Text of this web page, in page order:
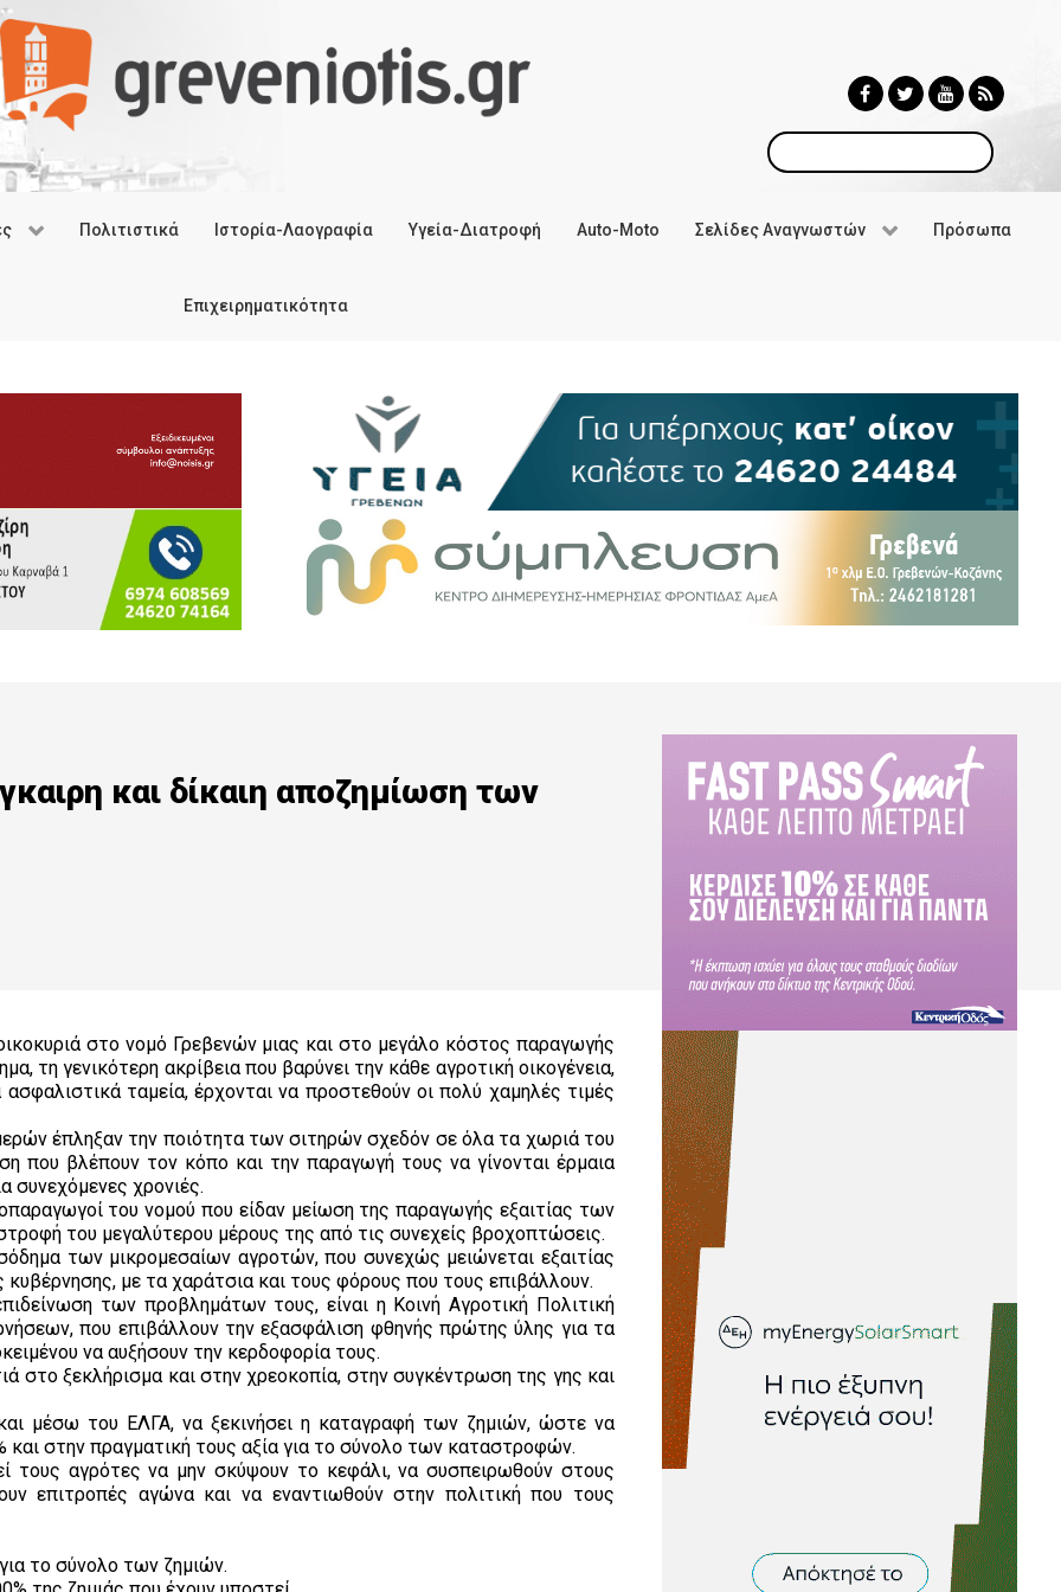
Αναζήτηση
Πολιτιστικά Ιστορία-Λαογραφία Υγεία-Διατροφή Auto-Moto Σελίδες Αναγνωστών Πρόσωπα
Επιχειρηματικότητα
και δίκαιη αποζημίωση των
στο νομό Γρεβενών μιας και στο μεγάλο κόστος παραγωγής
τη γενικότερη ακρίβεια που βαρύνει την κάθε αγροτική οικογένεια,
ταμεία, έρχονται να προστεθούν οι πολύ χαμηλές τιμές
έπληξαν την ποιότητα των σιτηρών σχεδόν σε όλα τα χωριά του
που βλέπουν τον κόπο και την παραγωγή τους να γίνονται έρμαια
συνεχόμενες χρονιές.
του νομού που είδαν μείωση της παραγωγής εξαιτίας των
του μεγαλύτερου μέρους της από τις συνεχείς βροχοπτώσεις.
των μικρομεσαίων αγροτών, που συνεχώς μειώνεται εξαιτίας
με τα χαράτσια και τους φόρους που τους επιβάλλουν.
των προβλημάτων τους, είναι η Κοινή Αγροτική Πολιτική
που επιβάλλουν την εξασφάλιση φθηνής πρώτης ύλης για τα
να αυξήσουν την κερδοφορία τους.
στο ξεκλήρισμα και στην χρεοκοπία, στην συγκέντρωση της γης και
μέσω του ΕΛΓΑ, να ξεκινήσει η καταγραφή των ζημιών, ώστε να
και στην πραγματική τους αξία για το σύνολο των καταστροφών.
τους αγρότες να μην σκύψουν το κεφάλι, να συσπειρωθούν στους
επιτροπές αγώνα και να εναντιωθούν στην πολιτική που τους
το σύνολο των ζημιών.